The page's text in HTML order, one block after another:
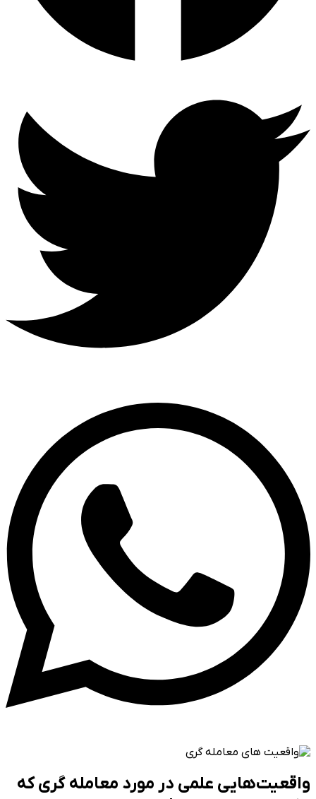
واقعیت‌هایی علمی در مورد معامله گری که